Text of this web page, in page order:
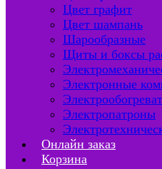
Цвет графит
Цвет шампань
Шарообразные
Щиты и боксы
Электронные
Электропатроны
Онлайн заказ
Корзина